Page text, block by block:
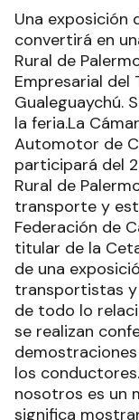
Una exposición
convertirá en
Rural de
Empresarial
Gualeguaychú.
la feria.La
Automotor de
participará del
Rural de
transporte y
Federación de
titular de la
de una
transportistas
de todo lo
se realizan
los
nosotros es un
significa